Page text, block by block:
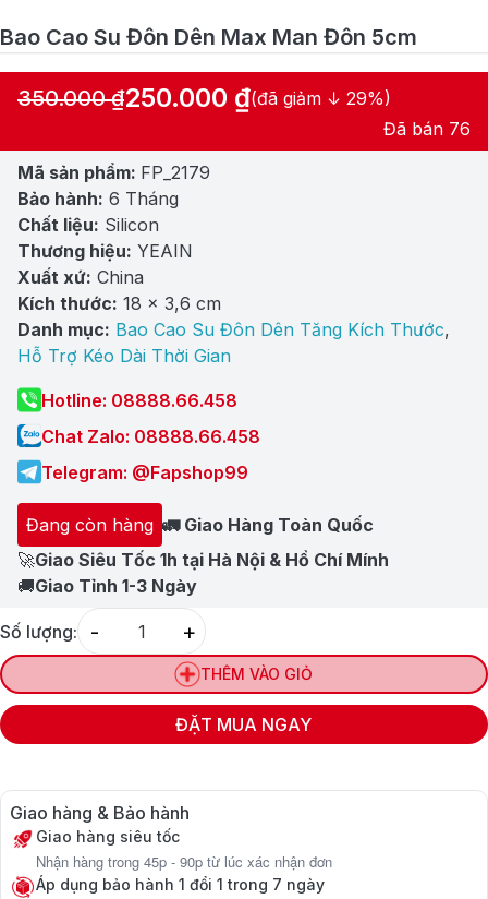
Bao Cao Su Đôn Dên Max Man Đôn 5cm
350.000₫
gốc
là:
350.000 ₫.
250.000 ₫
hiện
tại
là:
250.000 ₫.
(đã giảm ↓ 29%)
Đã bán 76
Mã sản phẩm: FP_2179
Bảo hành: 6 Tháng
Chất liệu: Silicon
Thương hiệu: YEAIN
Xuất xứ: China
Kích thước: 18 x 3,6 cm
Danh mục: Bao Cao Su Đôn Dên Tăng Kích Thước,
Hỗ Trợ Kéo Dài Thời Gian
Hotline: 08888.66.458
Chat Zalo: 08888.66.458
Telegram: @Fapshop99
Đang còn hàng 🚛 Giao Hàng Toàn Quốc
🚀Giao Siêu Tốc 1h tại Hà Nội & Hồ Chí Mính
🚚Giao Tỉnh 1-3 Ngày
Số lượng:
Quantity
- +
THÊM VÀO GIỎ
ĐẶT MUA NGAY
Giao hàng & Bảo hành
Giao hàng siêu tốc
Nhận hàng trong 45p - 90p từ lúc xác nhận đơn
Áp dụng bảo hành 1 đổi 1 trong 7 ngày